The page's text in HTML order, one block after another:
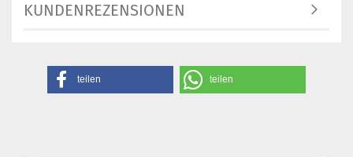
KUNDENREZENSIONEN
teilen teilen